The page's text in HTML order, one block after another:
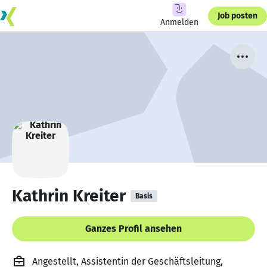
Anmelden
Job posten
Kathrin Kreiter Basis
Ganzes Profil ansehen
Angestellt, Assistentin der Geschäftsleitung,